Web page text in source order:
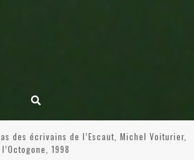
des écrivains de l’Escaut, Michel Voiturier,
l’Octogone, 1998